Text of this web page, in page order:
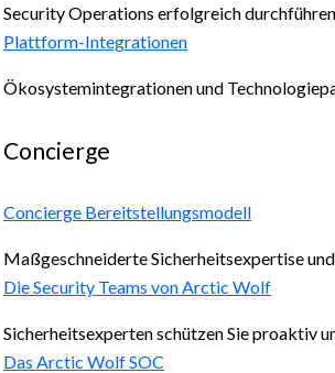
Security Operations erfolgreich
Plattform-Integrationen
Ökosystemintegrationen und
Concierge
Concierge Bereitstellungsmodell
Maßgeschneiderte Sicherheitsexpertise
Die Security Teams von Arctic Wolf
Sicherheitsexperten schützen Sie proaktiv
Das Arctic Wolf SOC